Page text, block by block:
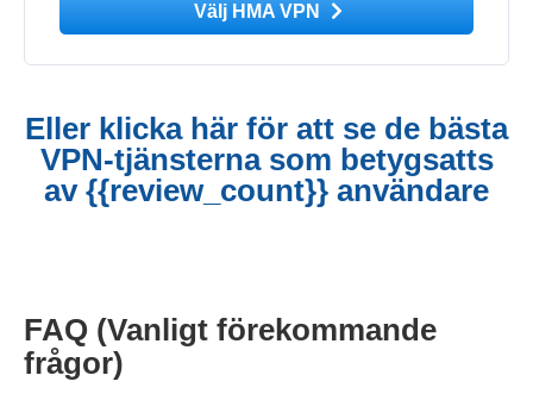
Välj HMA VPN
Eller klicka här för att se de bästa
VPN-tjänsterna som betygsatts
av {{review_count}} användare
FAQ (Vanligt förekommande
frågor)